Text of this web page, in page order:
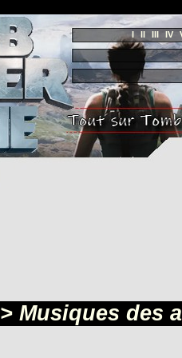
I II III IV
> Musiques des